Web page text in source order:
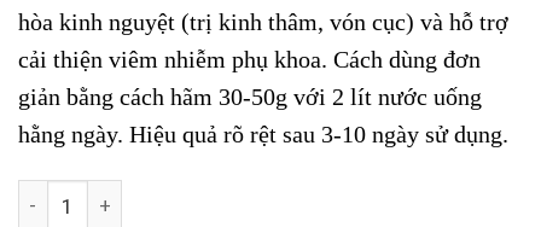
hòa kinh nguyệt (trị kinh thâm, vón cục) và hỗ trợ
cải thiện viêm nhiễm phụ khoa. Cách dùng đơn
giản bằng cách hãm 30-50g với 2 lít nước uống
hằng ngày. Hiệu quả rõ rệt sau 3-10 ngày sử dụng.